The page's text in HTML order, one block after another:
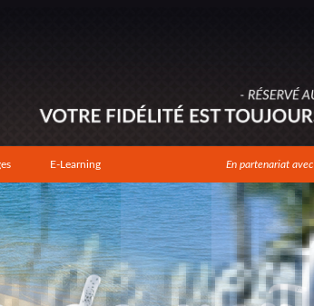
E-Learning En partenariat avec